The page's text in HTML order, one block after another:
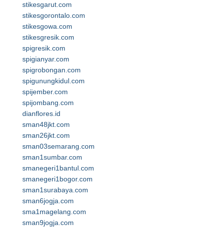
stikesgarut.com
stikesgorontalo.com
stikesgowa.com
stikesgresik.com
spigresik.com
spigianyar.com
spigrobongan.com
spigunungkidul.com
spijember.com
spijombang.com
dianflores.id
sman48jkt.com
sman26jkt.com
sman03semarang.com
sman1sumbar.com
smanegeri1bantul.com
smanegeri1bogor.com
sman1surabaya.com
sman6jogja.com
sma1magelang.com
sman9jogja.com